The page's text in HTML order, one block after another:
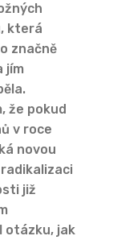
která
značně
jím
že pokud
v roce
novou
již
otázku, jak